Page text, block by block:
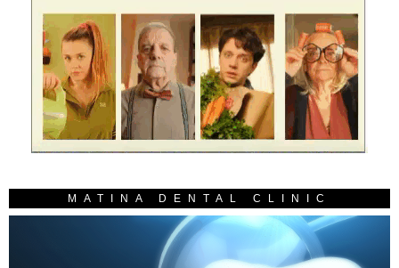
MATINA DENTAL CLINIC